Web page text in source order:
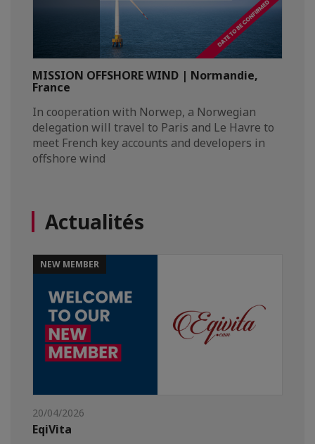
MISSION OFFSHORE WIND | Normandie,
France
In cooperation with Norwep, a Norwegian
delegation will travel to Paris and Le Havre to
meet French key accounts and developers in
offshore wind
Actualités
NEW MEMBER
20/04/2026
EqiVita